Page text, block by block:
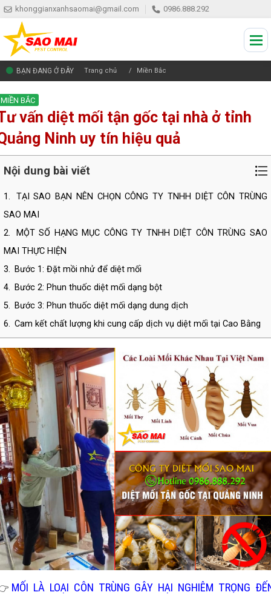
khonggianxanhsaomai@gmail.com 0986.888.292
BẠN ĐANG Ở ĐÂY Trang chủ Miền Bắc
MIỀN BẮC
vấn diệt mối tận gốc tại nhà ở tỉnh
Ninh uy tín hiệu quả
Nội dung bài viết
1.
TẠI SAO BẠN NÊN CHỌN CÔNG TY TNHH DIỆT CÔN TRÙNG
SAO MAI
2.
MỘT SỐ HẠNG MỤC CÔNG TY TNHH DIỆT CÔN TRÙNG SAO
MAI THỰC HIỆN
3. Bước 1: Đặt mồi nhử để diệt mối
4. Bước 2: Phun thuốc diệt mối dạng bột
5. Bước 3: Phun thuốc diệt mối dạng dung dịch
6. Cam kết chất lượng khi cung cấp dịch vụ diệt mối tại Cao Bằng
MAI
MỐI LÀ LOẠI CÔN TRÙNG GÂY HẠI NGHIÊM TRỌNG